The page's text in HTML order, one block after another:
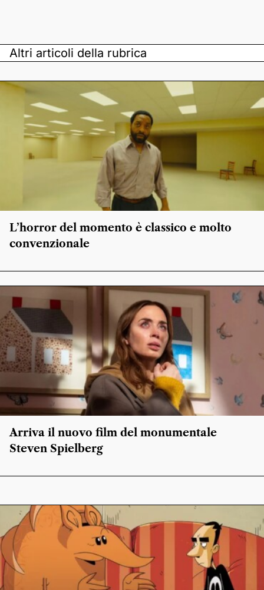
Altri articoli della rubrica
L’horror del momento è classico e molto
convenzionale
Arriva il nuovo film del monumentale
Steven Spielberg